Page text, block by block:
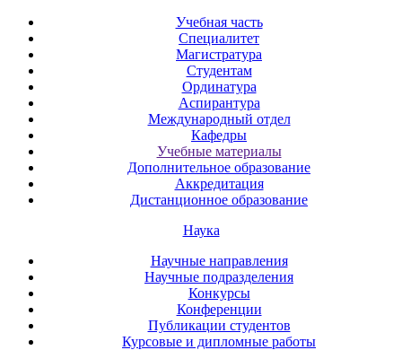
Учебная часть
Специалитет
Магистратура
Студентам
Ординатура
Аспирантура
Международный отдел
Кафедры
Учебные материалы
Дополнительное образование
Аккредитация
Дистанционное образование
Наука
Научные направления
Научные подразделения
Конкурсы
Конференции
Публикации студентов
Курсовые и дипломные работы